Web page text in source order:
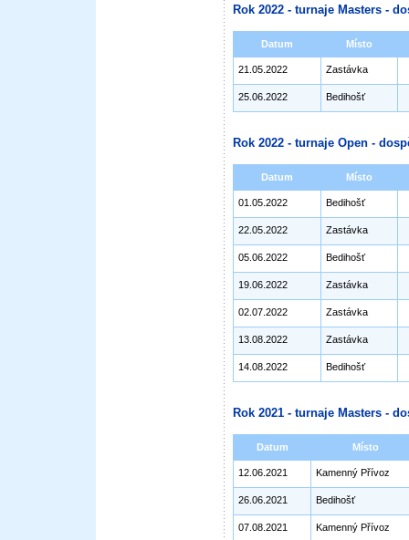
Rok 2022 - turnaje Masters -
Datum Místo
21.05.2022 Zastávka
25.06.2022 Bedihošť
Rok 2022 - turnaje Open -
Datum Místo
01.05.2022 Bedihošť
22.05.2022 Zastávka
05.06.2022 Bedihošť
19.06.2022 Zastávka
02.07.2022 Zastávka
13.08.2022 Zastávka
14.08.2022 Bedihošť
Rok 2021 - turnaje Masters -
Datum Místo
12.06.2021 Kamenný Přívoz
26.06.2021 Bedihošť
07.08.2021 Kamenný Přívoz